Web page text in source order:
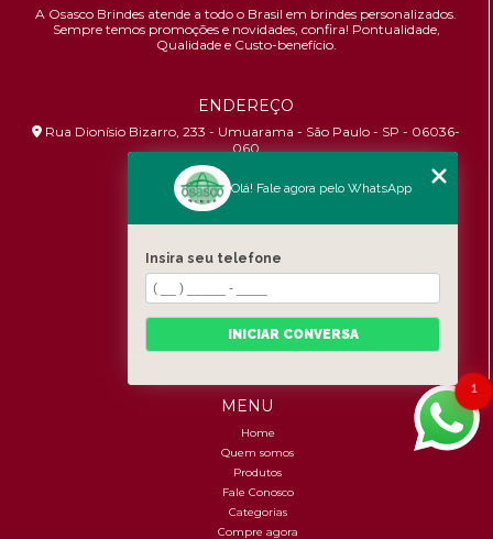
A Osasco Brindes atende a todo o Brasil em brindes personalizados.
Sempre temos promoções e novidades, confira! Pontualidade,
Qualidade e Custo-benefício.
ENDEREÇO
Rua Dionísio Bizarro, 233 - Umuarama - São Paulo - SP - 06036-
060
HORÁRIO DE ATENDIMENTO
Segunda à Sexta: 8:30h às 17:00h
CONTATOS
(11) 96456-9619
contato@osascobrindes.com.br
MENU
Home
Quem somos
Produtos
Fale Conosco
Categorias
Compre agora
1
Olá! Fale agora pelo WhatsApp
Insira seu telefone
INICIAR CONVERSA